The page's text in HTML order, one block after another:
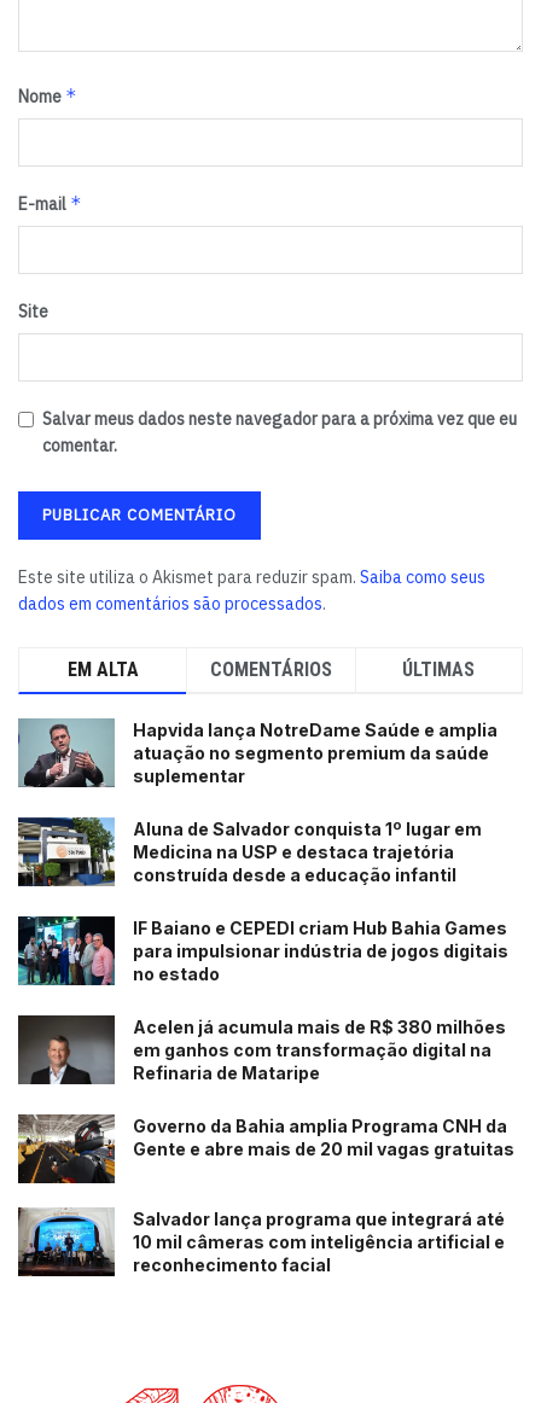
Nome *
E-mail *
Site
Salvar meus dados neste navegador para a próxima vez que eu
comentar.
Este site utiliza o Akismet para reduzir spam. Saiba como seus
dados em comentários são processados.
EM ALTA COMENTÁRIOS ÚLTIMAS
Hapvida lança NotreDame Saúde e amplia
atuação no segmento premium da saúde
suplementar
Aluna de Salvador conquista 1º lugar em
Medicina na USP e destaca trajetória
construída desde a educação infantil
IF Baiano e CEPEDI criam Hub Bahia Games
para impulsionar indústria de jogos digitais
no estado
Acelen já acumula mais de R$ 380 milhões
em ganhos com transformação digital na
Refinaria de Mataripe
Governo da Bahia amplia Programa CNH da
Gente e abre mais de 20 mil vagas gratuitas
Salvador lança programa que integrará até
10 mil câmeras com inteligência artificial e
reconhecimento facial